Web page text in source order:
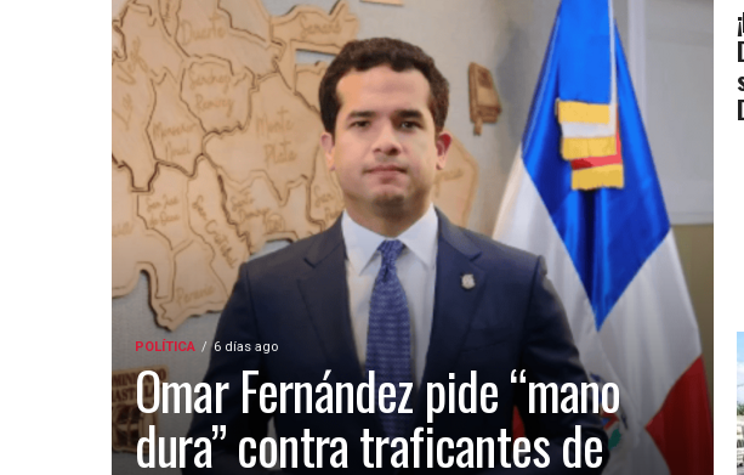
POLÍTICA 6 días ago
Omar Fernández pide “mano
dura” contra traficantes de